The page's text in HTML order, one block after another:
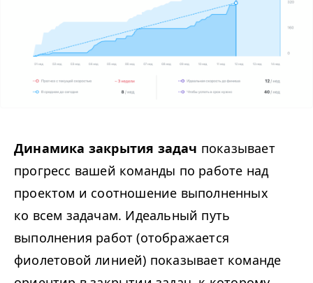
Динамика закрытия задач показывает
прогресс вашей команды по работе над
проектом и соотношение выполненных
ко всем задачам. Идеальный путь
выполнения работ (отображается
фиолетовой линией) показывает команде